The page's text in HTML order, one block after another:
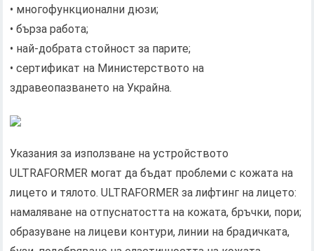
• многофункционални дюзи;
• бърза работа;
• най-добрата стойност за парите;
• сертификат на Министерството на
здравеопазването на Украйна.
Указания за използване на устройството
ULTRAFORMER могат да бъдат проблеми с кожата на
лицето и тялото. ULTRAFORMER за лифтинг на лицето:
намаляване на отпуснатостта на кожата, бръчки, пори;
образуване на лицеви контури, линии на брадичката,